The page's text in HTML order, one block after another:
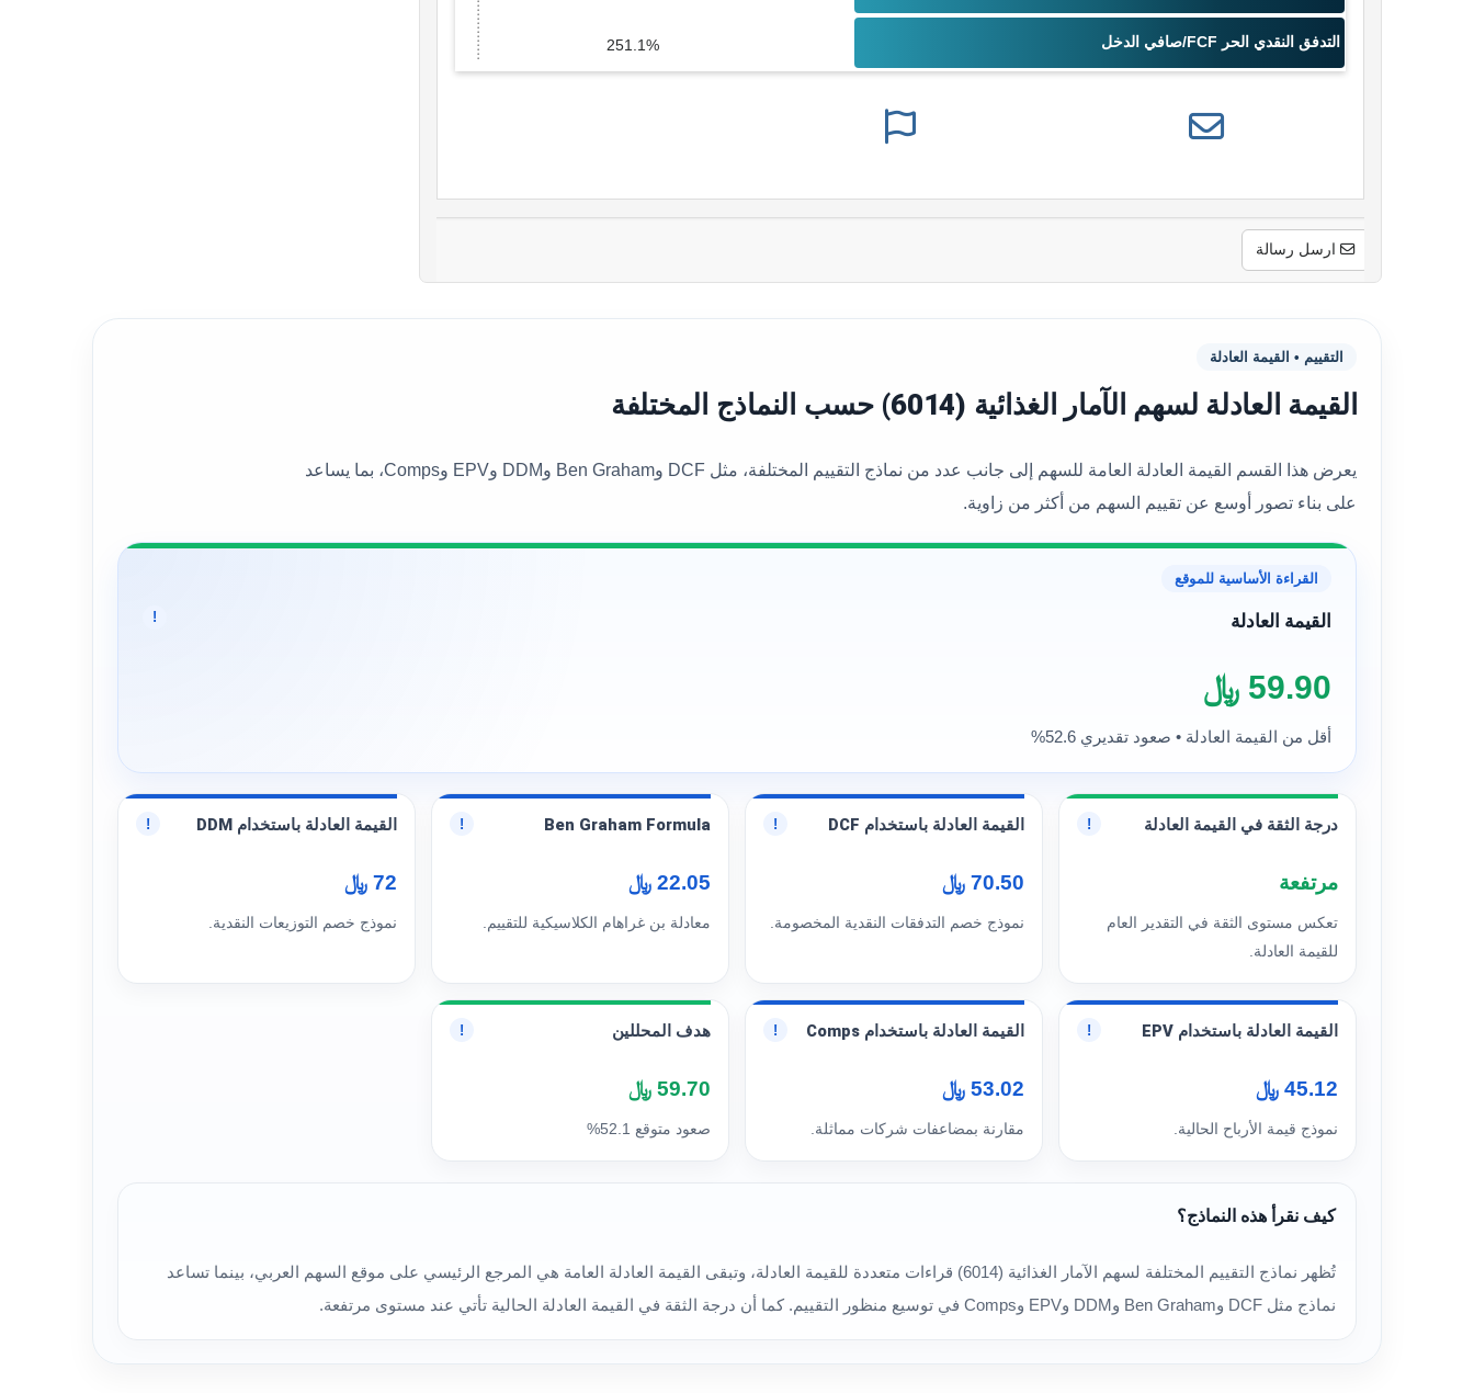
251.1%
ارسل رسالة
التقييم • القيمة العادلة
القيمة العادلة لسهم الآمار الغذائية (6014) حسب النماذج المختلفة
يعرض هذا القسم القيمة العادلة العامة للسهم إلى جانب عدد من نماذج التقييم المختلفة، مثل DCF وBen Graham وDDM وEPV وComps، بما يساعد
على بناء تصور أوسع عن تقييم السهم من أكثر من زاوية.
القراءة الأساسية للموقع
القيمة العادلة !
59.90 ﷼
أقل من القيمة العادلة • صعود تقديري 52.6%
درجة الثقة في القيمة العادلة !
مرتفعة
تعكس مستوى الثقة في التقدير العام
للقيمة العادلة.
القيمة العادلة باستخدام DCF !
70.50 ﷼
نموذج خصم التدفقات النقدية المخصومة.
Ben Graham Formula
!
22.05 ﷼
معادلة بن غراهام الكلاسيكية للتقييم.
القيمة العادلة باستخدام DDM !
72 ﷼
نموذج خصم التوزيعات النقدية.
القيمة العادلة باستخدام EPV !
45.12 ﷼
نموذج قيمة الأرباح الحالية.
القيمة العادلة باستخدام Comps !
53.02 ﷼
مقارنة بمضاعفات شركات مماثلة.
هدف المحللين !
59.70 ﷼
صعود متوقع 52.1%
كيف نقرأ هذه النماذج؟
تُظهر نماذج التقييم المختلفة لسهم الآمار الغذائية (6014) قراءات متعددة للقيمة العادلة، وتبقى القيمة العادلة العامة هي المرجع الرئيسي على موقع السهم العربي، بينما تساعد
نماذج مثل DCF وBen Graham وDDM وEPV وComps في توسيع منظور التقييم. كما أن درجة الثقة في القيمة العادلة الحالية تأتي عند مستوى مرتفعة.